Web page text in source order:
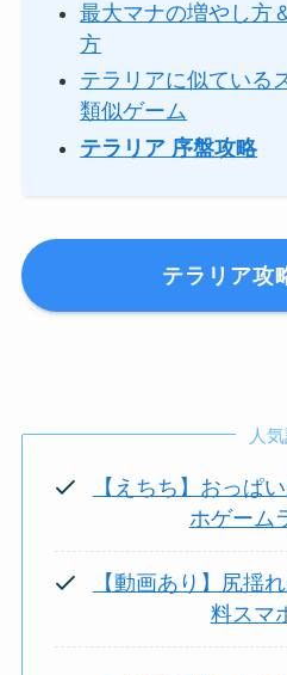
最大マナの増やし方
方
テラリアに似ている
類似ゲーム
テラリア 序盤攻略
テラリア攻
人
【えちち】おっぱ
ホゲーム
【動画あり】尻揺
料スマ